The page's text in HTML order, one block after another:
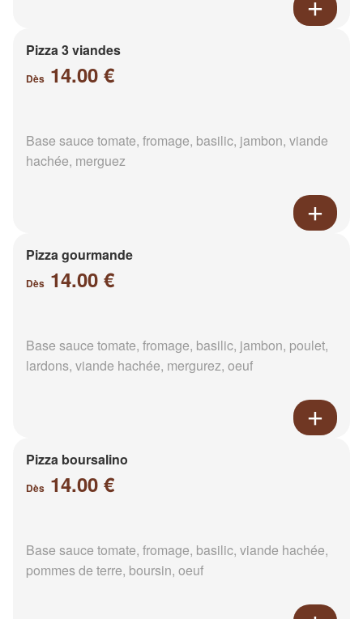
Pizza 3 viandes
Dès 14.00 €
Base sauce tomate, fromage, basilic, jambon, viande
hachée, merguez
Pizza gourmande
Dès 14.00 €
Base sauce tomate, fromage, basilic, jambon, poulet,
lardons, viande hachée, mergurez, oeuf
Pizza boursalino
Dès 14.00 €
Base sauce tomate, fromage, basilic, viande hachée,
pommes de terre, boursin, oeuf